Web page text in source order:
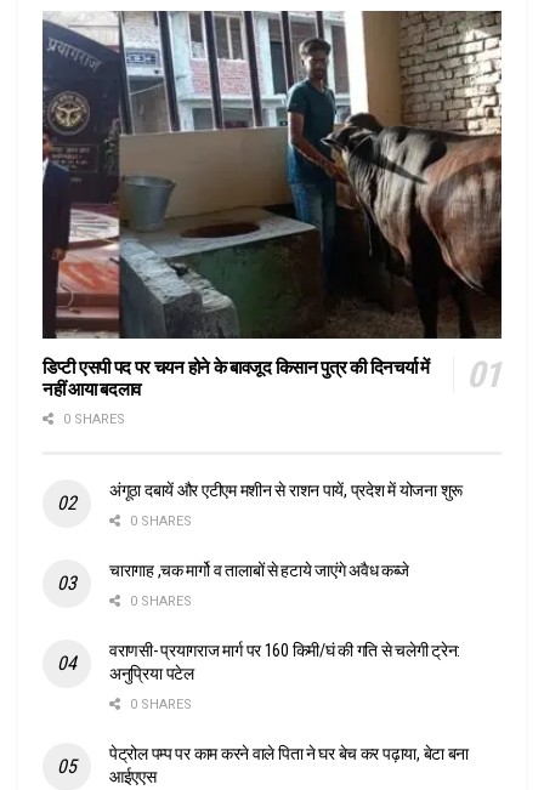
डिप्टी एसपी पद पर चयन होने के बावजूद किसान पुत्र की दिनचर्या में
नहीं आया बदलाव
0 SHARES
अंगूठा दबायें और एटीएम मशीन से राशन पायें, प्रदेश में योजना शुरू
0 SHARES
चारागाह ,चक मार्गो व तालाबों से हटाये जाएंगे अवैध कब्जे
0 SHARES
वराणसी- प्रयागराज मार्ग पर 160 किमी/घं की गति से चलेगी ट्रेन:
अनुप्रिया पटेल
0 SHARES
पेट्रोल पम्प पर काम करने वाले पिता ने घर बेच कर पढ़ाया, बेटा बना
आईएएस